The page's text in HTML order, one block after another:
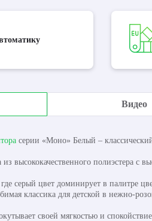
Видео
серии «Моно» Белый –
высококачественного полиэстера с
серый цвет доминирует в палитре
классика для детской в нежно-
своей мягкостью и